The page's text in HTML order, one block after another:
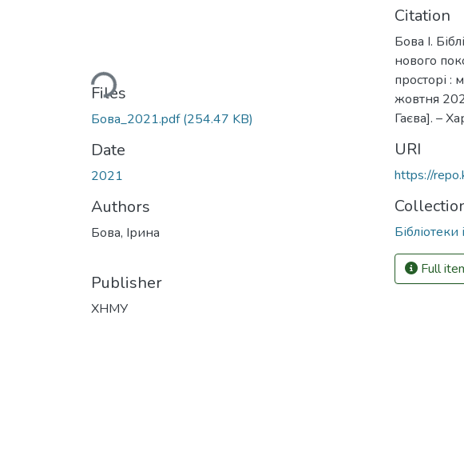
Loading...
Files
Бова_2021.pdf(254.47 KB)
Date
2021
Authors
Бова, Ірина
Publisher
ХНМУ
Citation
Бова І.
нового
просторі :
жовтня
Гаєва]. –
URI
https://
Бібліотеки
Full